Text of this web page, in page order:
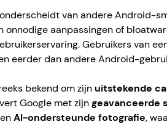
van andere Android-
onnodige aanpassingen of
Gebruikers van
eerder dan andere Android-
bekend om zijnuitstekende
Google met zijngeavanceerde
AI-ondersteunde fotografie,